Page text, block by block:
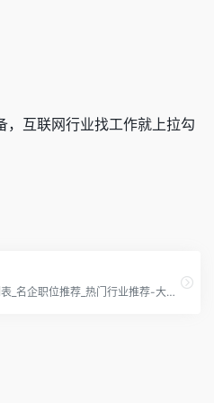
互联网行业找工作就上拉勾
高薪职位列表_名企职位推荐_热门行业推荐-大街网